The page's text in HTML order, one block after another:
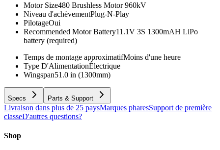
Motor Size480 Brushless Motor 960kV
Niveau d'achèvementPlug-N-Play
PilotageOui
Recommended Motor Battery11.1V 3S 1300mAH LiPo
battery (required)
Temps de montage approximatifMoins d'une heure
Type D'AlimentationÉlectrique
Wingspan51.0 in (1300mm)
Specs Parts & Support
Livraison dans plus de 25 paysMarques pharesSupport de première
classeD'autres questions?
Shop